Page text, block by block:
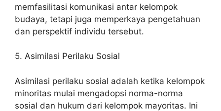
memfasilitasi komunikasi antar kelompok
budaya, tetapi juga memperkaya pengetahuan
dan perspektif individu tersebut.
5. Asimilasi Perilaku Sosial
Asimilasi perilaku sosial adalah ketika kelompok
minoritas mulai mengadopsi norma-norma
sosial dan hukum dari kelompok mayoritas. Ini